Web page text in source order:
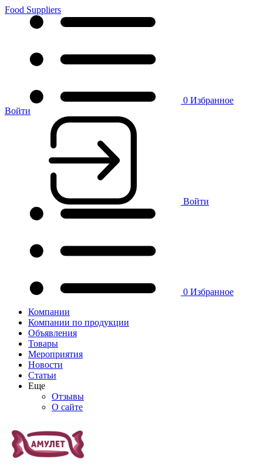
Food Suppliers
0 Избранное
Войти
Войти
0 Избранное
Компании
Компании по продукции
Объявления
Товары
Мероприятия
Новости
Статьи
Еще
Отзывы
О сайте